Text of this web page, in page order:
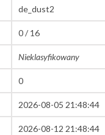
de_dust2
0 / 16
Nieklasyfikowany
0
2026-08-05 21:48:44
2026-08-12 21:48:44